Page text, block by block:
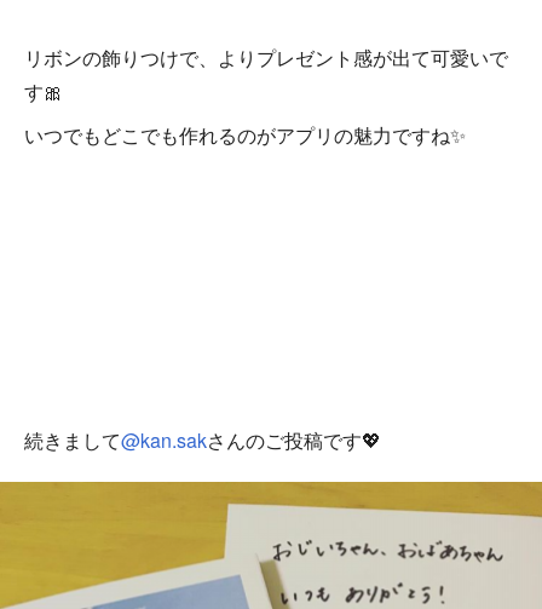
リボンの飾りつけで、よりプレゼント感が出て可愛いで
す🎀
いつでもどこでも作れるのがアプリの魅力ですね✨
続きまして@kan.sakさんのご投稿です💖